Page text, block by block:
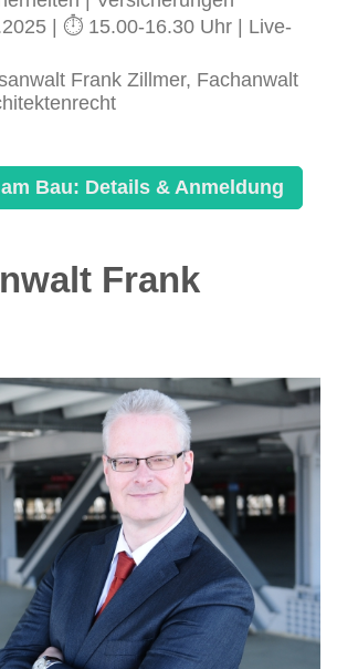
| ⏱️ 15.00-16.30 Uhr | Live-
Frank Zillmer, Fachanwalt
Bau: Details & Anmeldung
Frank